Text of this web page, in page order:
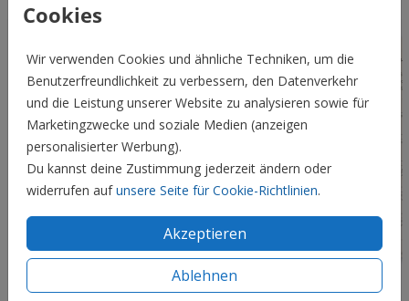
Cookies
Wir verwenden Cookies und ähnliche Techniken, um die
Benutzerfreundlichkeit zu verbessern, den Datenverkehr
und die Leistung unserer Website zu analysieren sowie für
Marketingzwecke und soziale Medien (anzeigen
personalisierter Werbung).
Du kannst deine Zustimmung jederzeit ändern oder
widerrufen aufunsere Seite für Cookie-Richtlinien.
Akzeptieren
Ablehnen